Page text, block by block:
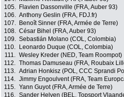
105.
Flavien Dassonville (FRA, Auber 93)
106. Anthony Geslin (FRA, FDJ.fr)
107.
Benoît Sinner (FRA, Armée de Terre)
108. César Bihel (FRA, Auber 93)
109. Sebastián Molano (COL, Colombia)
110.
Leonardo Duque (COL, Colombia)
111. Wesley Kreder (NED, Team Roompot)
112. Thomas Damuseau (FRA, Roubaix
113. Adrian Honkisz (POL, CCC Sprandi
114. Jimmy Engoulvent (FRA, Team
115. Yann Guyot (FRA, Armée de Terre)
116. Sander Helven (BEL, Topsport